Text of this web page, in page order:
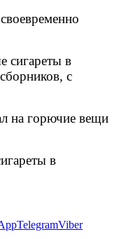
сигареты в
с
на горючие вещи
в
TelegramViber